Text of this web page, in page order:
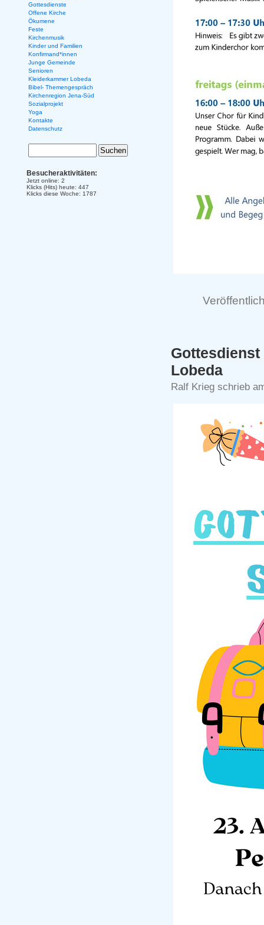
Lobeda
Ralf Krieg schrieb
Gottesdienste
Offene Kirche
Ökumene
Feste
Kirchenmusik
Kinder und Familien
Konfirmand*innen
Junge Gemeinde
Senioren
Kleiderkammer Lobeda
Bibel- Themengespräch
Kirchenregion Jena-Süd
Sozialprojekt
Yoga
Kontakte
Datenschutz
Besucheraktivitäten:
Jetzt online: 2
Klicks (Hits) heute: 447
Klicks diese Woche: 1787